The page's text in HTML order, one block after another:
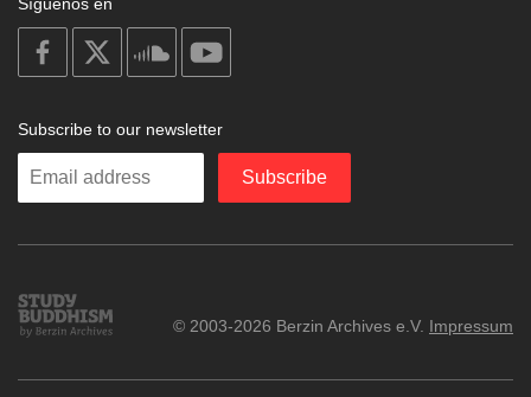
Síguenos en
on
facebook
soundcloud
Subscribe to our newsletter
Enter
Subscribe
Study
Buddhism
© 2003-2026 Berzin Archives e.V. Impressum